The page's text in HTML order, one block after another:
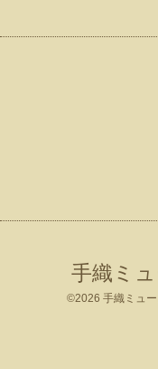
手織ミ
©2026 手織ミュ